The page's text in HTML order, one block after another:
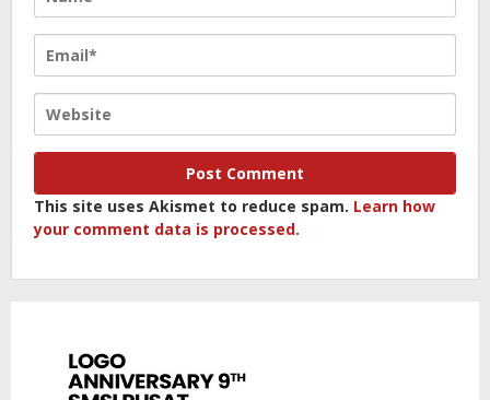
This site uses Akismet to reduce spam. Learn how
your comment data is processed.